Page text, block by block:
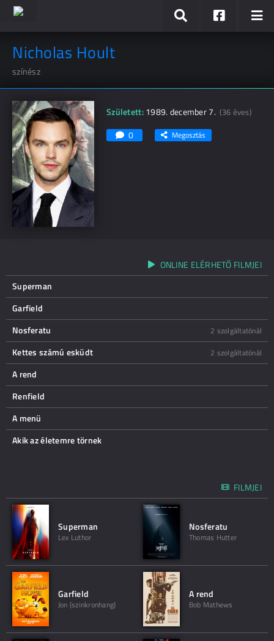
Nicholas Hoult
színész
Született:1989. december 7.(36 éves)
0 Megosztás
ONLINE ELÉRHETŐ FILMJEI
Superman
Garfield
Nosferatu
2 szolgáltatónál
Kettes számú esküdt 2 szolgáltatónál
A rend
Renfield
A menü
Akik az életemre törnek
FILMJEI
Superman
Lex Luthor
Nosferatu
Thomas Hutter
Garfield
Jon (szinkronhang)
A rend
Bob Mathews